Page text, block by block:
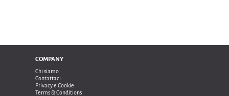
COMPANY
Chi siamo
Contattaci
Privacy e Cookie
Terms & Conditions